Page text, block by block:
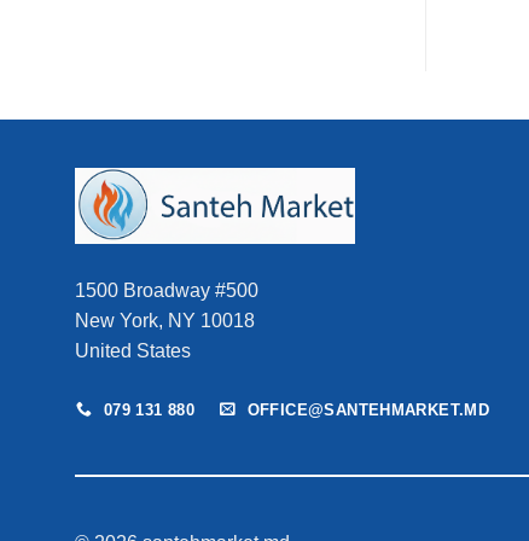
1500 Broadway #500
New York, NY 10018
United States
079 131 880 OFFICE@SANTEHMARKET.MD